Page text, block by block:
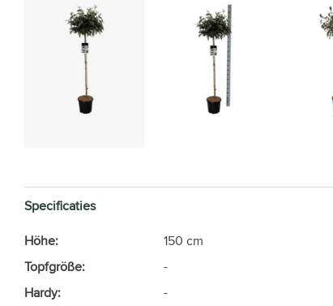
Specificaties
Höhe:
150 cm
Topfgröße:
-
Hardy:
-